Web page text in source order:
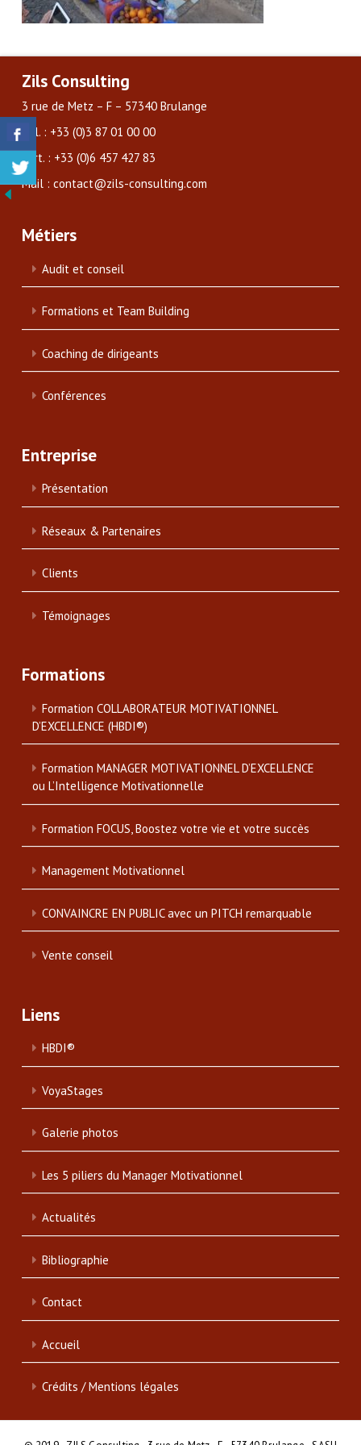
Zils Consulting
3 rue de Metz – F – 57340 Brulange
Tél. : +33 (0)3 87 01 00 00
Port. : +33 (0)6 457 427 83
Mail : contact@zils-consulting.com
Métiers
Audit et conseil
Formations et Team Building
Coaching de dirigeants
Conférences
Entreprise
Présentation
Réseaux & Partenaires
Clients
Témoignages
Formations
Formation COLLABORATEUR MOTIVATIONNEL
D’EXCELLENCE (HBDI®)
Formation MANAGER MOTIVATIONNEL D’EXCELLENCE
ou L’Intelligence Motivationnelle
Formation FOCUS, Boostez votre vie et votre succès
Management Motivationnel
CONVAINCRE EN PUBLIC avec un PITCH remarquable
Vente conseil
Liens
HBDI®
VoyaStages
Galerie photos
Les 5 piliers du Manager Motivationnel
Actualités
Bibliographie
Contact
Accueil
Crédits / Mentions légales